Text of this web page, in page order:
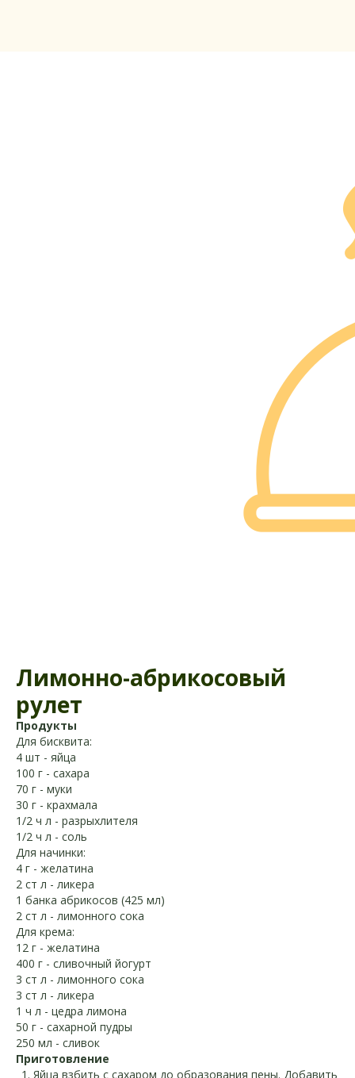
Лимонно-абрикосовый
рулет
Продукты
Для бисквита:
4 шт - яйца
100 г - сахара
70 г - муки
30 г - крахмала
1/2 ч л - разрыхлителя
1/2 ч л - соль
Для начинки:
4 г - желатина
2 ст л - ликера
1 банка абрикосов (425 мл)
2 ст л - лимонного сока
Для крема:
12 г - желатина
400 г - сливочный йогурт
3 ст л - лимонного сока
3 ст л - ликера
1 ч л - цедра лимона
50 г - сахарной пудры
250 мл - сливок
Приготовление
Яйца взбить с сахаром до образования пены. Добавить
Рецепты